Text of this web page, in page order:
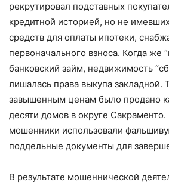
рекрутировал подставных
кредитной историей, но не
средств для оплаты ипотеки,
первоначального взноса. Когда же
банковский займ, недвижимость
лишалась права выкупа закладной.
завышенным ценам было продано
десяти домов в округе
мошенники использовали
поддельные документы для
В результате мошеннической